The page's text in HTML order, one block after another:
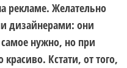
рекламе. Желательно
дизайнерами: они
нужно, но при
Кстати, от того,